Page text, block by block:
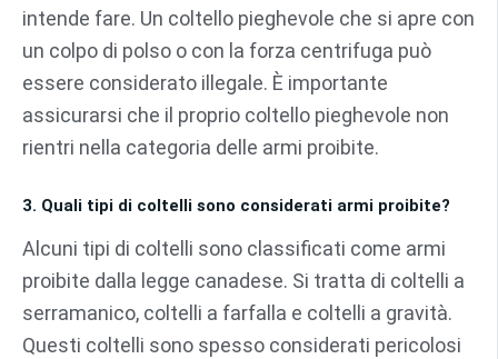
intende fare. Un coltello pieghevole che si apre con
un colpo di polso o con la forza centrifuga può
essere considerato illegale. È importante
assicurarsi che il proprio coltello pieghevole non
rientri nella categoria delle armi proibite.
3. Quali tipi di coltelli sono considerati armi proibite?
Alcuni tipi di coltelli sono classificati come armi
proibite dalla legge canadese. Si tratta di coltelli a
serramanico, coltelli a farfalla e coltelli a gravità.
Questi coltelli sono spesso considerati pericolosi